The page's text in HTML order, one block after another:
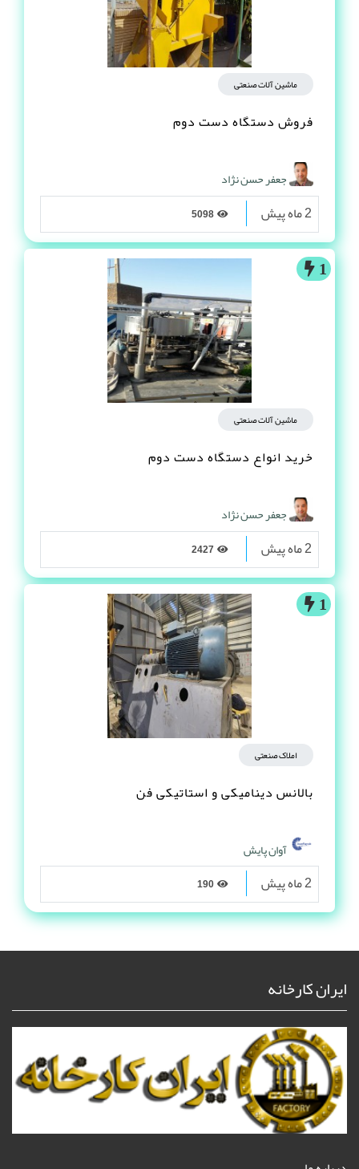
ماشین آلات صنعتی
فروش دستگاه دست دوم
جعفر حسن نژاد
2 ماه پیش
1
ماشین آلات صنعتی
خرید انواع دستگاه دست دوم
جعفر حسن نژاد
2 ماه پیش
1
املاک صنعتی
بالانس دینامیکی و استاتیکی فن
آوان پایش
2 ماه پیش
ایران کارخانه